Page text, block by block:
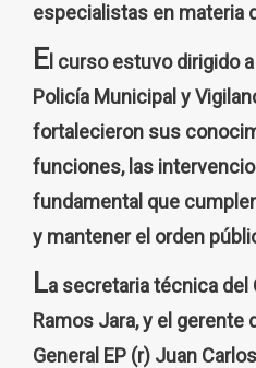
especialistas en materia
E l curso estuvo dirigido
Policía Municipal y
fortalecieron sus
funciones, las
fundamental que
y mantener el orden
La secretaria técnica
Ramos Jara, y el gerente
General EP (r) Juan